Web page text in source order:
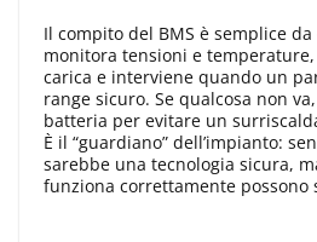
Il compito del BMS è semplice
monitora tensioni e
carica e interviene quando un
range sicuro. Se qualcosa non
batteria per evitare un
È il “guardiano” dell’impianto:
sarebbe una tecnologia sicura,
funziona correttamente possono